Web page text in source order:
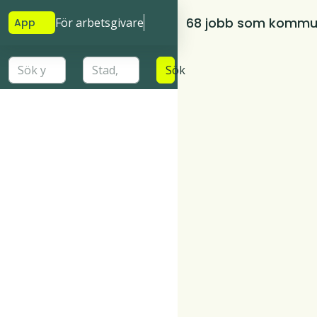
App För arbetsgivare
Sök
68 jobb som